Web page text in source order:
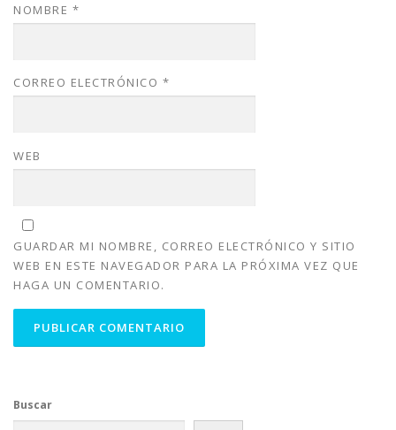
NOMBRE *
CORREO ELECTRÓNICO *
WEB
GUARDAR MI NOMBRE, CORREO ELECTRÓNICO Y SITIO
WEB EN ESTE NAVEGADOR PARA LA PRÓXIMA VEZ QUE
HAGA UN COMENTARIO.
Buscar